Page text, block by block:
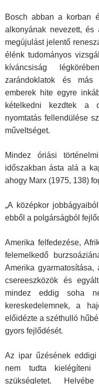
Bosch abban a korban
alkonyának nevezett,
megújulást jelentő
élénk tudományos
kíváncsiság
zarándoklatok és
emberek hite egyre
kételkedni kezdtek a
nyomtatás fellendülése
műveltséget.
Mindez óriási
időszakban ásta alá a
ahogy Marx (1975, 138)
„A középkor
ebből a polgárságból
Amerika felfedezése,
fel­emelkedő
Amerika gyar­matosítása,
csereeszközök és
mindez eddig soha
kereskedelemnek, a
előidézte a széthulló
gyors fejlődését.
Az ipar űzésének
nem tudta kielégíteni
szükségletet.